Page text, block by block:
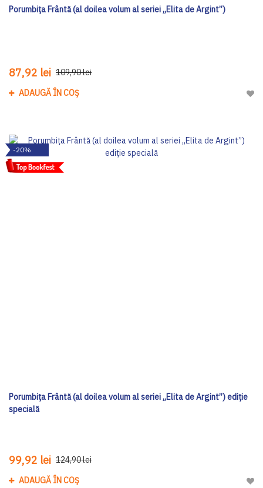
Porumbița Frântă (al doilea volum al seriei „Elita de Argint”)
87,92 lei 109,90 lei
ADAUGĂ ÎN COȘ
-20%
Porumbița Frântă (al doilea volum al seriei „Elita de Argint”) ediţie
specială
99,92 lei 124,90 lei
ADAUGĂ ÎN COȘ